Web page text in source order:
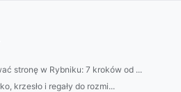
stronę w Rybniku: 7 kroków od ...
krzesło i regały do rozmi...